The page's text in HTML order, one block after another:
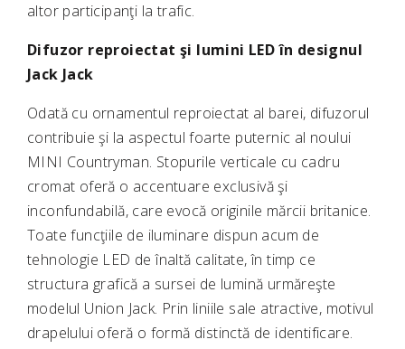
altor participanţi la trafic.
Difuzor reproiectat şi lumini LED în designul
Jack Jack
Odată cu ornamentul reproiectat al barei, difuzorul
contribuie şi la aspectul foarte puternic al noului
MINI Countryman. Stopurile verticale cu cadru
cromat oferă o accentuare exclusivă şi
inconfundabilă, care evocă originile mărcii britanice.
Toate funcţiile de iluminare dispun acum de
tehnologie LED de înaltă calitate, în timp ce
structura grafică a sursei de lumină urmăreşte
modelul Union Jack. Prin liniile sale atractive, motivul
drapelului oferă o formă distinctă de identificare.